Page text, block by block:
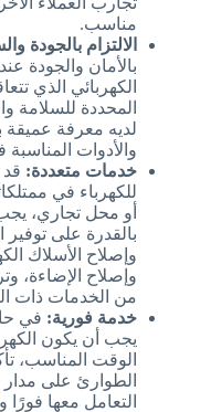
مناسب.
الالتزام بالجودة
بالأمان والجودة
الكهربائي الذي
المحددة للسلامة
لديه معرفة عميقة
والأدوات
خدمات متعددة: قد
للكهرباء في
أو محل تجاري،
بالقدرة على توفير
وإصلاح الأسلاك
وإصلاح الإضاءة،
من الخدمات ذات
خدمة فورية: في
يجب أن يكون
الوقت المناسب،
الطوارئ على
التعامل معها